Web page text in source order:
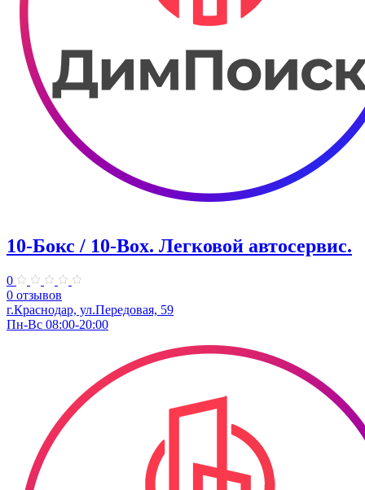
10-Бокс / 10-Box. ​Легковой автосервис.
0
0 отзывов
г.Краснодар, ул.Передовая, 59
Пн-Вс 08:00-20:00